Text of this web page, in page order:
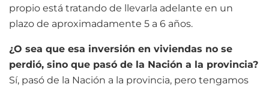
propio está tratando de llevarla adelante en un
plazo de aproximadamente 5 a 6 años.
¿O sea que esa inversión en viviendas no se
perdió, sino que pasó de la Nación a la provincia?
Sí, pasó de la Nación a la provincia, pero tengamos